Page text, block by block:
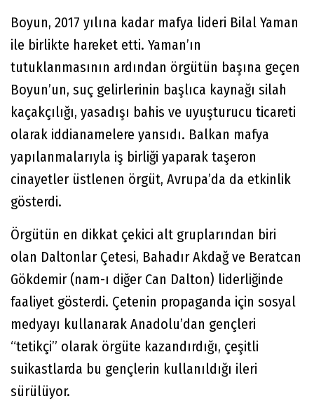
Boyun, 2017 yılına kadar mafya lideri Bilal Yaman
ile birlikte hareket etti. Yaman’ın
tutuklanmasının ardından örgütün başına geçen
Boyun’un, suç gelirlerinin başlıca kaynağı silah
kaçakçılığı, yasadışı bahis ve uyuşturucu ticareti
olarak iddianamelere yansıdı. Balkan mafya
yapılanmalarıyla iş birliği yaparak taşeron
cinayetler üstlenen örgüt, Avrupa’da da etkinlik
gösterdi.
Örgütün en dikkat çekici alt gruplarından biri
olan Daltonlar Çetesi, Bahadır Akdağ ve Beratcan
Gökdemir (nam-ı diğer Can Dalton) liderliğinde
faaliyet gösterdi. Çetenin propaganda için sosyal
medyayı kullanarak Anadolu’dan gençleri
“tetikçi” olarak örgüte kazandırdığı, çeşitli
suikastlarda bu gençlerin kullanıldığı ileri
sürülüyor.